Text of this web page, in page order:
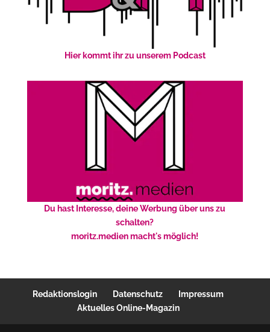
Hier kommt ihr zu unserem Podcast
Du hast Interesse, deine Werbung über uns zu
schalten?
moritz.medien macht's möglich!
Redaktionslogin Datenschutz
Impressum
Aktuelles Online-Magazin